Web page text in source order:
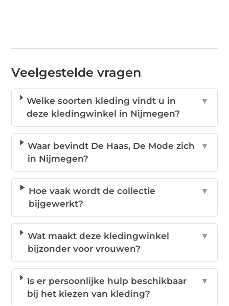
Veelgestelde vragen
Welke soorten kleding vindt u in
deze kledingwinkel in Nijmegen?
▼
Waar bevindt De Haas, De Mode zich
in Nijmegen?
▼
Hoe vaak wordt de collectie
bijgewerkt?
▼
Wat maakt deze kledingwinkel
bijzonder voor vrouwen?
▼
Is er persoonlijke hulp beschikbaar
bij het kiezen van kleding?
▼